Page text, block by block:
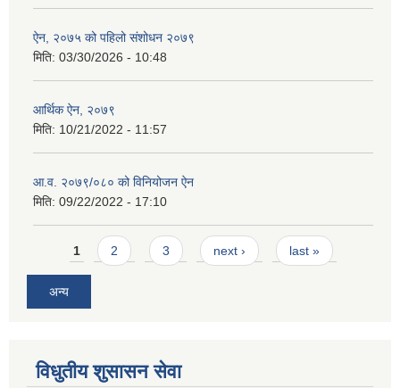
ऐन, २०७५ को पहिलो संशोधन २०७९
मिति: 03/30/2026 - 10:48
आर्थिक ऐन, २०७९
मिति: 10/21/2022 - 11:57
आ.व. २०७९/०८० को विनियोजन ऐन
मिति: 09/22/2022 - 17:10
Pages
1 2 3 next › last »
अन्य
विधुतीय शुसासन सेवा